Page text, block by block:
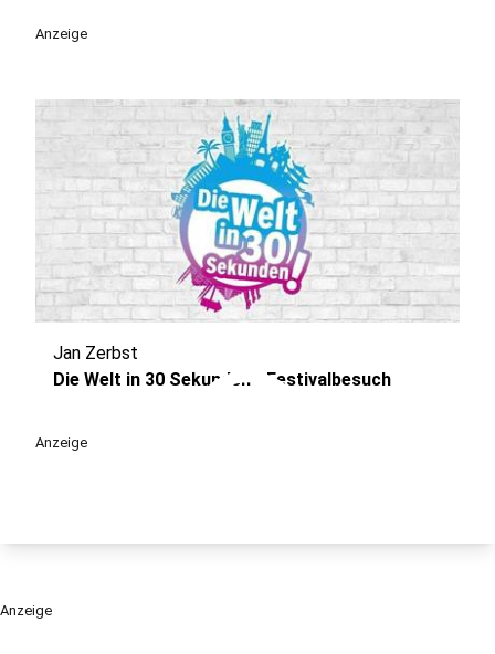
Anzeige
play_circle
Jan Zerbst
Die Welt in 30 Sekunden - Festivalbesuch
Anzeige
Anzeige